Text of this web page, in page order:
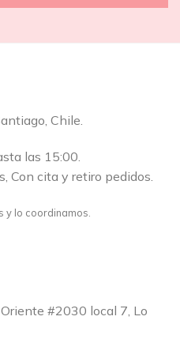
Chile.
las 15:00.
Con cita y retiro pedidos.
y lo coordinamos.
#2030 local 7, Lo